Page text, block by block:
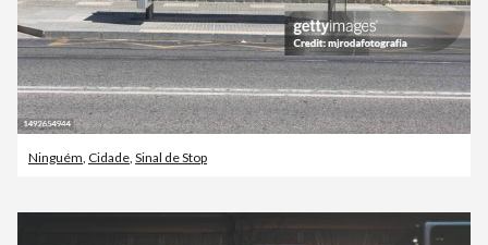
Ninguém Cidade Sinal de Stop